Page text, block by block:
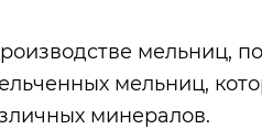
мельниц,
мельниц,
минералов.